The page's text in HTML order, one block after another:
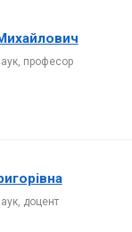
професор
доцент